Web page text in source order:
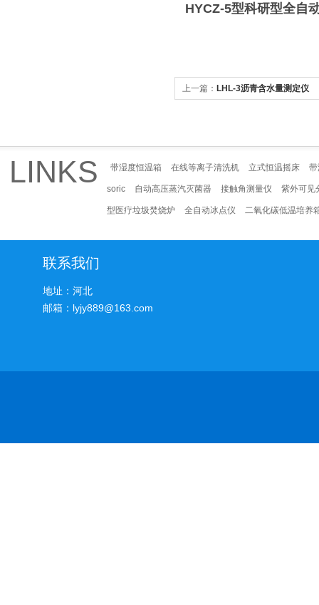
HYCZ-5型科研型全自
上一篇： LHL-3沥青含水量测定仪
LINKS 带湿度恒温箱 在线等离子清洗机 立式恒温摇床
soric 自动高压蒸汽灭菌器 接触角测量仪 紫外可见
型医疗垃圾焚烧炉 全自动冰点仪 二氧化碳低温培养
联系我们
地址：河北
邮箱：lyjy889@163.com